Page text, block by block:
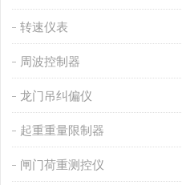
转速仪表
周波控制器
龙门吊纠偏仪
起重重量限制器
闸门荷重测控仪